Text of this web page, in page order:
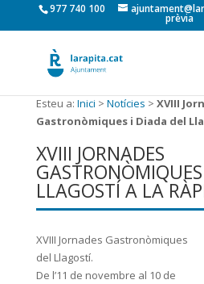
977 740 100
prèvia
Esteu a: Inici > Notícies > XVIII
Gastronòmiques i Diada del
XVIII JORNADES
LLAGOSTÍ A LA
XVIII Jornades Gastronòmiques
del Llagostí.
De l’11 de novembre al 10 de